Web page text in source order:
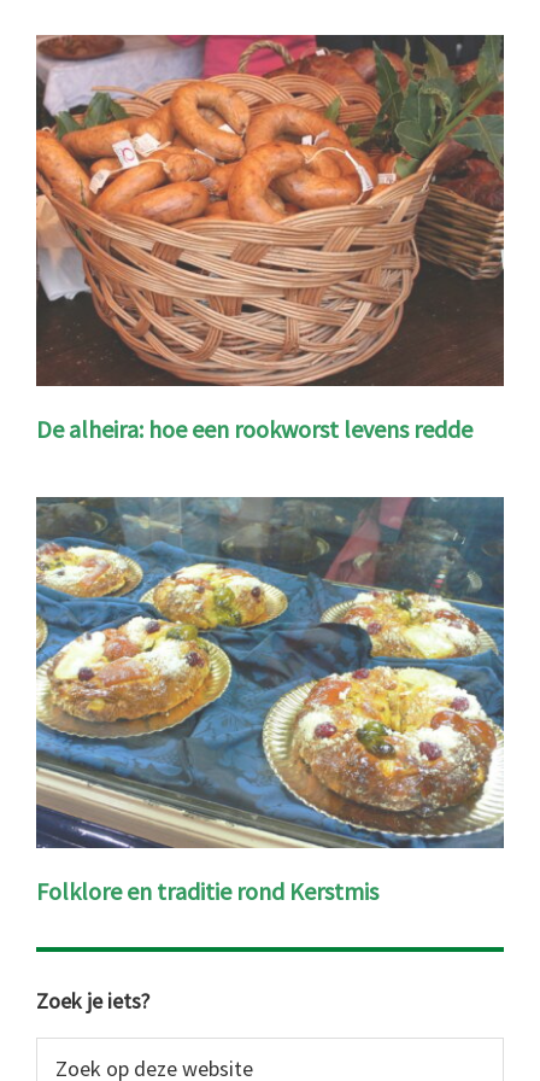
De alheira: hoe een rookworst levens redde
Folklore en traditie rond Kerstmis
Primaire
Sidebar
Zoek je iets?